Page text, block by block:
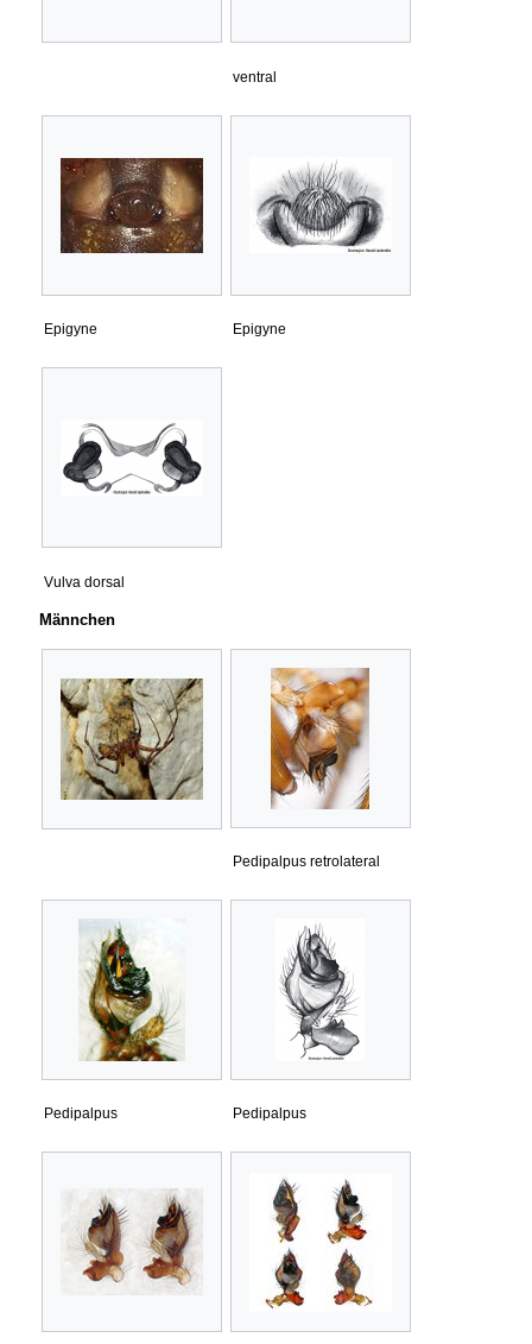
ventral
Epigyne Epigyne
Vulva dorsal
Männchen
Pedipalpus retrolateral
Pedipalpus Pedipalpus